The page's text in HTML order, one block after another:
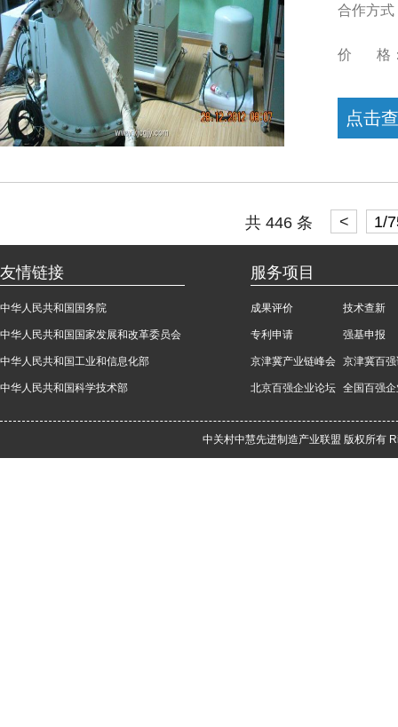
合作方式
价 格
点击
共 446 条 < 1/
友情链接
中华人民共和国国务院
中华人民共和国国家发展和改革委员会
中华人民共和国工业和信息化部
中华人民共和国科学技术部
服务项目
成果评价 技术查新
专利申请 强基申报
京津冀产业链峰会 京津冀百
北京百强企业论坛 全国百强
中关村中慧先进制造产业联盟 版权所有